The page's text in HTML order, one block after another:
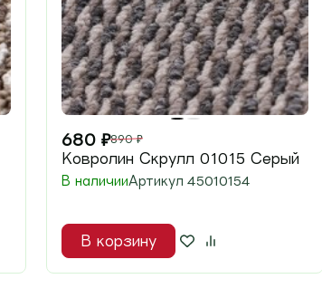
680 ₽890 ₽
Ковролин Скрулл 01015 Серый
В наличииАртикул 45010154
В корзину